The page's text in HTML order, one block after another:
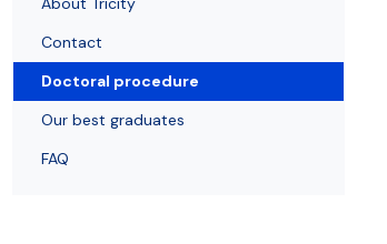
Contact
Doctoral procedure
Our best graduates
FAQ